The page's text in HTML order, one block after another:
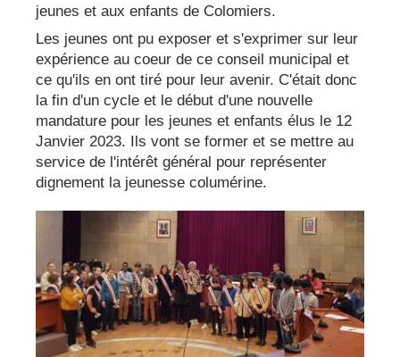
jeunes et aux enfants de Colomiers.
Les jeunes ont pu exposer et s'exprimer sur leur
expérience au coeur de ce conseil municipal et
ce qu'ils en ont tiré pour leur avenir. C'était donc
la fin d'un cycle et le début d'une nouvelle
mandature pour les jeunes et enfants élus le 12
Janvier 2023. Ils vont se former et se mettre au
service de l'intérêt général pour représenter
dignement la jeunesse columérine.